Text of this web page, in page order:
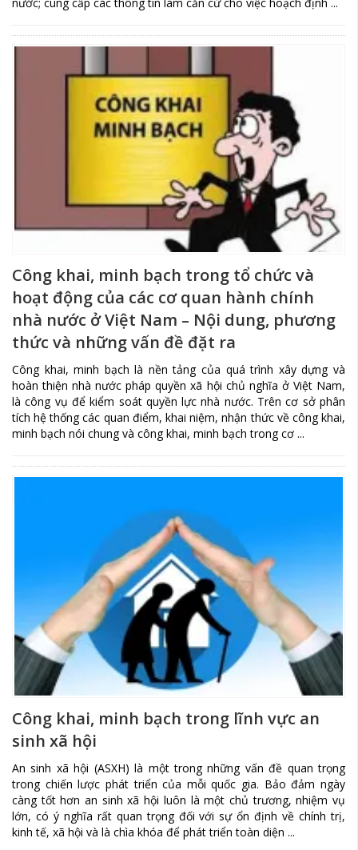
Công khai, minh bạch trong tổ chức và
hoạt động của các cơ quan hành chính
nhà nước ở Việt Nam – Nội dung, phương
thức và những vấn đề đặt ra
Công khai, minh bạch là nền tảng của quá trình xây dựng và
hoàn thiện nhà nước pháp quyền xã hội chủ nghĩa ở Việt Nam,
là công vụ để kiểm soát quyền lực nhà nước. Trên cơ sở phân
tích hệ thống các quan điểm, khai niệm, nhận thức về công khai,
minh bạch nói chung và công khai, minh bạch trong cơ ...
Công khai, minh bạch trong lĩnh vực an
sinh xã hội
An sinh xã hội (ASXH) là một trong những vấn đề quan trọng
trong chiến lược phát triển của mỗi quốc gia. Bảo đảm ngày
càng tốt hơn an sinh xã hội luôn là một chủ trương, nhiệm vụ
lớn, có ý nghĩa rất quan trọng đối với sự ổn định về chính trị,
kinh tế, xã hội và là chìa khóa để phát triển toàn diện ...